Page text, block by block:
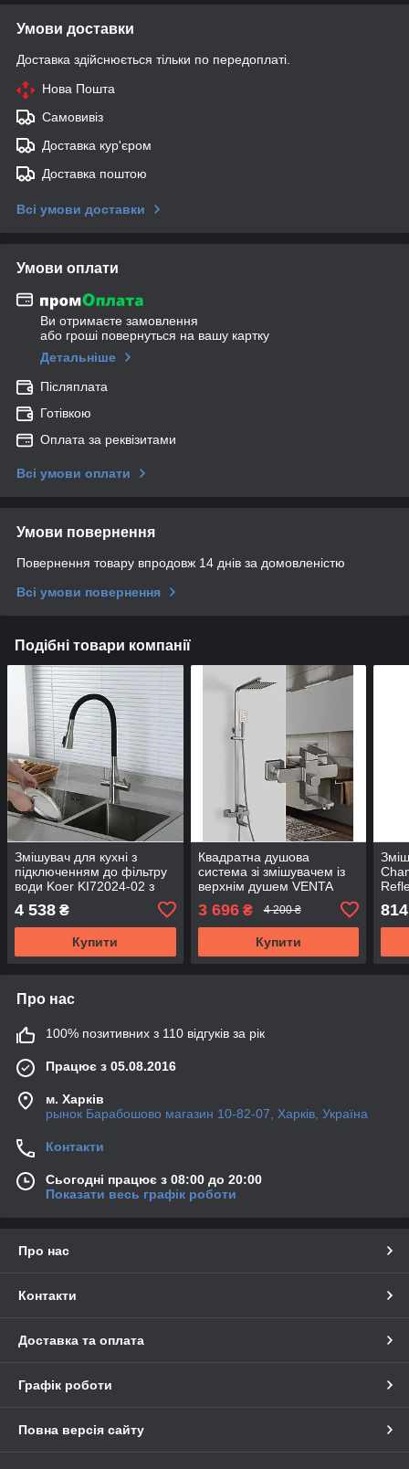
Умови доставки
Доставка здійснюється тільки по передоплаті.
Нова Пошта
Самовивіз
Доставка кур'єром
Доставка поштою
Всі умови доставки
Умови оплати
Ви отримаєте замовлення
або гроші повернуться на вашу картку
Детальніше
Післяплата
Готівкою
Оплата за реквізитами
Всі умови оплати
Умови повернення
Повернення товару впродовж 14 днів за домовленістю
Всі умови повернення
Подібні товари компанії
Змішувач для кухні з
підключенням до фільтру
води Koer KI72024-02 з
нержавіючої сталі sus304
з гнучким гусаком
4 538 ₴
Купити
Квадратна душова
система зі змішувачем із
верхнім душем VENTA
сталі SUS304 колір сатин
3 696₴ 4 200 ₴
Купити
814
Про нас
100% позитивних з 110 відгуків за рік
Працює з 05.08.2016
м. Харків
рынок Барабошово магазин 10-82-07, Харків, Україна
Контакти
Сьогодні працює з 08:00 до 20:00
Показати весь графік роботи
Про нас
Контакти
Доставка та оплата
Графік роботи
Повна версія сайту